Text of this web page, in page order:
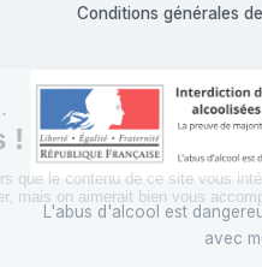
Conditions générales
L'abus d'alcool est
avec